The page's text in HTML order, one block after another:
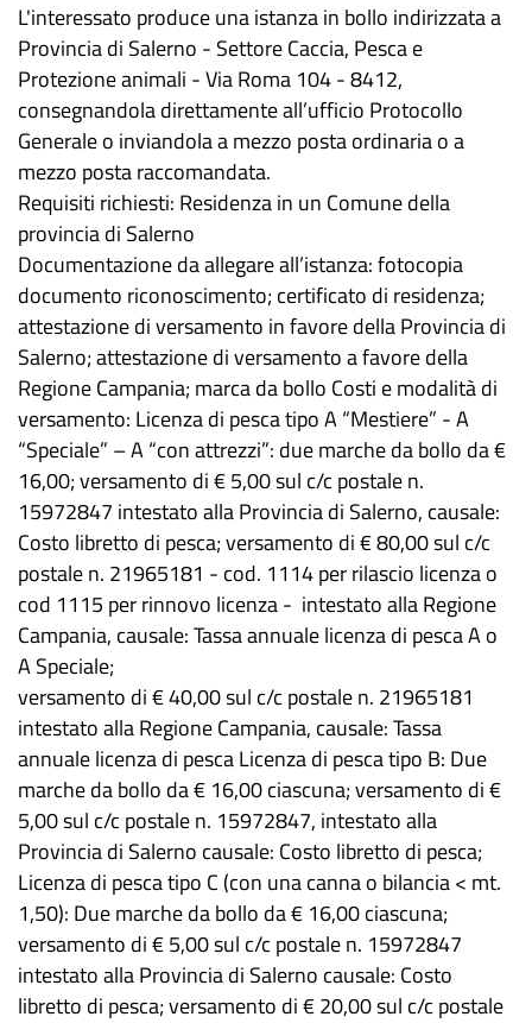
L'interessato produce una istanza in bollo indirizzata a
Provincia di Salerno - Settore Caccia, Pesca e
Protezione animali - Via Roma 104 - 8412,
consegnandola direttamente all’ufficio Protocollo
Generale o inviandola a mezzo posta ordinaria o a
mezzo posta raccomandata.
Requisiti richiesti: Residenza in un Comune della
provincia di Salerno
Documentazione da allegare all’istanza: fotocopia
documento riconoscimento; certificato di residenza;
attestazione di versamento in favore della Provincia di
Salerno; attestazione di versamento a favore della
Regione Campania; marca da bollo Costi e modalità di
versamento: Licenza di pesca tipo A “Mestiere” - A
“Speciale” – A “con attrezzi”: due marche da bollo da €
16,00; versamento di € 5,00 sul c/c postale n.
15972847 intestato alla Provincia di Salerno, causale:
Costo libretto di pesca; versamento di € 80,00 sul c/c
postale n. 21965181 - cod. 1114 per rilascio licenza o
cod 1115 per rinnovo licenza - intestato alla Regione
Campania, causale: Tassa annuale licenza di pesca A o
A Speciale;
versamento di € 40,00 sul c/c postale n. 21965181
intestato alla Regione Campania, causale: Tassa
annuale licenza di pesca Licenza di pesca tipo B: Due
marche da bollo da € 16,00 ciascuna; versamento di €
5,00 sul c/c postale n. 15972847, intestato alla
Provincia di Salerno causale: Costo libretto di pesca;
Licenza di pesca tipo C (con una canna o bilancia < mt.
1,50): Due marche da bollo da € 16,00 ciascuna;
versamento di € 5,00 sul c/c postale n. 15972847
intestato alla Provincia di Salerno causale: Costo
libretto di pesca; versamento di € 20,00 sul c/c postale